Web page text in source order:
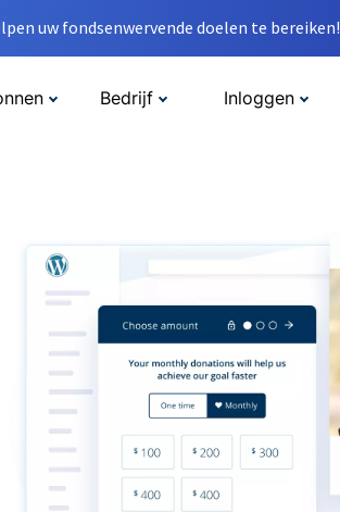
uw fondsenwervende doelen te bereiken!
Bedrijf Inloggen